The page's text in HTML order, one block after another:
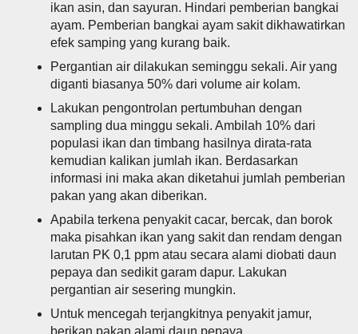
ikan asin, dan sayuran. Hindari pemberian bangkai
ayam. Pemberian bangkai ayam sakit dikhawatirkan
efek samping yang kurang baik.
Pergantian air dilakukan seminggu sekali. Air yang
diganti biasanya 50% dari volume air kolam.
Lakukan pengontrolan pertumbuhan dengan
sampling dua minggu sekali. Ambilah 10% dari
populasi ikan dan timbang hasilnya dirata-rata
kemudian kalikan jumlah ikan. Berdasarkan
informasi ini maka akan diketahui jumlah pemberian
pakan yang akan diberikan.
Apabila terkena penyakit cacar, bercak, dan borok
maka pisahkan ikan yang sakit dan rendam dengan
larutan PK 0,1 ppm atau secara alami diobati daun
pepaya dan sedikit garam dapur. Lakukan
pergantian air sesering mungkin.
Untuk mencegah terjangkitnya penyakit jamur,